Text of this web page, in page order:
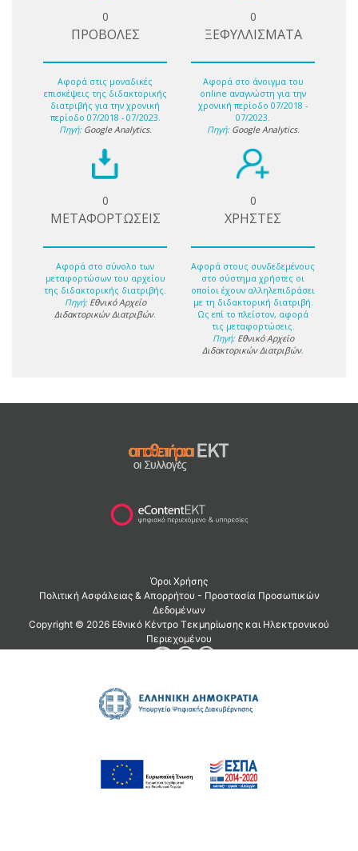
0
ΠΡΟΒΟΛΕΣ
Αφορά στις μοναδικές
επισκέψεις της διδακτορικής
διατριβής για την χρονική
περίοδο 07/2018 - 07/2023.
Πηγή: Google Analytics.
0
ΞΕΦΥΛΛΙΣΜΑΤΑ
Αφορά στο άνοιγμα του
online αναγνώστη για την
χρονική περίοδο 07/2018 -
07/2023.
Πηγή: Google Analytics.
0
ΜΕΤΑΦΟΡΤΩΣΕΙΣ
Αφορά στο σύνολο των
μεταφορτώσων του αρχείου
της διδακτορικής διατριβής.
Πηγή: Εθνικό Αρχείο
Διδακτορικών Διατριβών.
0
ΧΡΗΣΤΕΣ
Αφορά στους συνδεδεμένους
στο σύστημα χρήστες οι
οποίοι έχουν αλληλεπιδράσει
με τη διδακτορική διατριβή.
Ως επί το πλείστον, αφορά
τις μεταφορτώσεις.
Πηγή: Εθνικό Αρχείο
Διδακτορικών Διατριβών.